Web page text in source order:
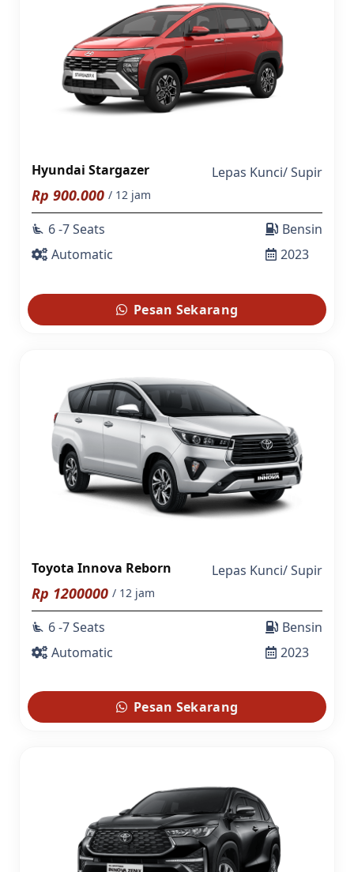
Hyundai Stargazer Lepas Kunci/Supir
Rp 900.000 / 12 jam
airline_seat_recline_extra 6 -7 Seats
Automatic
Bensin
2023
Pesan Sekarang
Toyota Innova Reborn Lepas Kunci/Supir
Rp 1200000 / 12 jam
airline_seat_recline_extra 6 -7 Seats
Automatic
Bensin
2023
Pesan Sekarang